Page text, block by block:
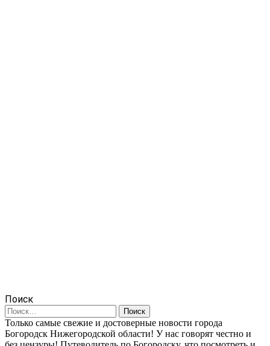
Поиск
Найти:
Только самые свежие и достоверные новости города
Богородск Нижегородской области! У нас говорят честно и